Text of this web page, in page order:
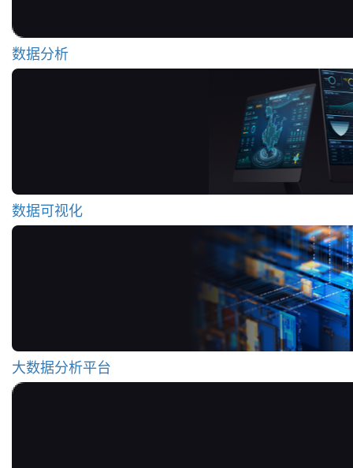
数据分析
数据可视化
大数据分析平台